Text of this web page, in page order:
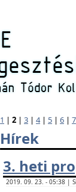
1 | 2 | 3 | 4| 5 | 6 | 7
Hírek
3. heti
2019. 09. 23. - 05:38 |